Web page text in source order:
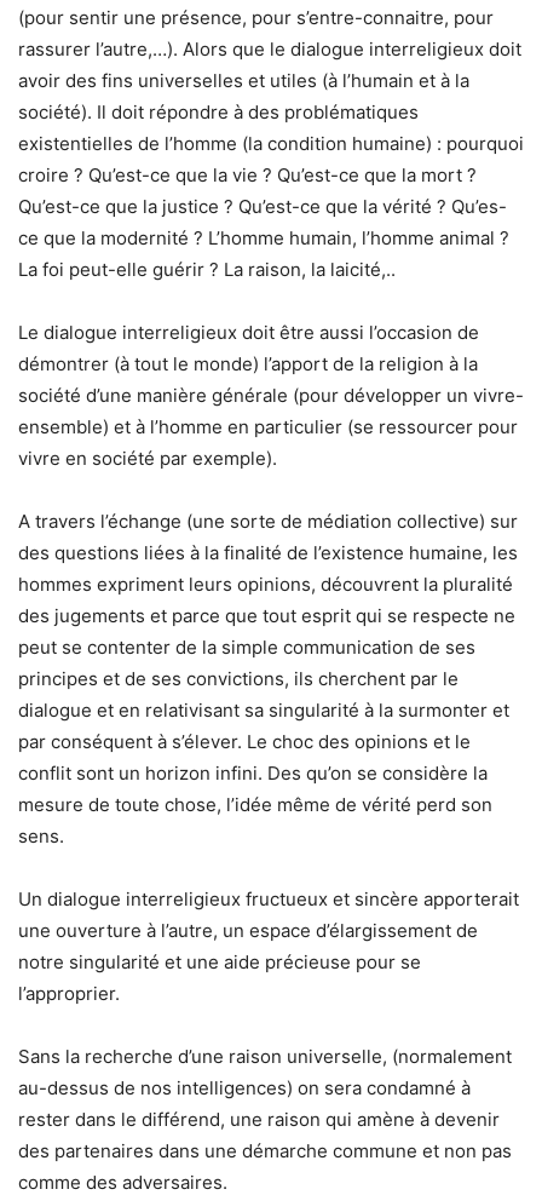
(pour sentir une présence, pour s’entre-connaitre, pour
rassurer l’autre,…). Alors que le dialogue interreligieux doit
avoir des fins universelles et utiles (à l’humain et à la
société). Il doit répondre à des problématiques
existentielles de l’homme (la condition humaine) : pourquoi
croire ? Qu’est-ce que la vie ? Qu’est-ce que la mort ?
Qu’est-ce que la justice ? Qu’est-ce que la vérité ? Qu’es-
ce que la modernité ? L’homme humain, l’homme animal ?
La foi peut-elle guérir ? La raison, la laicité,..
Le dialogue interreligieux doit être aussi l’occasion de
démontrer (à tout le monde) l’apport de la religion à la
société d’une manière générale (pour développer un vivre-
ensemble) et à l’homme en particulier (se ressourcer pour
vivre en société par exemple).
A travers l’échange (une sorte de médiation collective) sur
des questions liées à la finalité de l’existence humaine, les
hommes expriment leurs opinions, découvrent la pluralité
des jugements et parce que tout esprit qui se respecte ne
peut se contenter de la simple communication de ses
principes et de ses convictions, ils cherchent par le
dialogue et en relativisant sa singularité à la surmonter et
par conséquent à s’élever. Le choc des opinions et le
conflit sont un horizon infini. Des qu’on se considère la
mesure de toute chose, l’idée même de vérité perd son
sens.
Un dialogue interreligieux fructueux et sincère apporterait
une ouverture à l’autre, un espace d’élargissement de
notre singularité et une aide précieuse pour se
l’approprier.
Sans la recherche d’une raison universelle, (normalement
au-dessus de nos intelligences) on sera condamné à
rester dans le différend, une raison qui amène à devenir
des partenaires dans une démarche commune et non pas
comme des adversaires.